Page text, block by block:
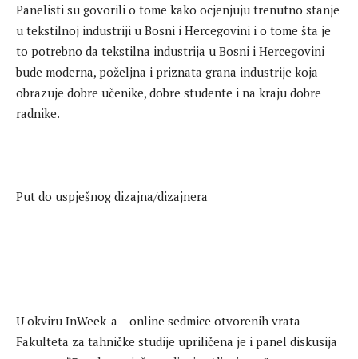
Panelisti su govorili o tome kako ocjenjuju trenutno stanje
u tekstilnoj industriji u Bosni i Hercegovini i o tome šta je
to potrebno da tekstilna industrija u Bosni i Hercegovini
bude moderna, poželjna i priznata grana industrije koja
obrazuje dobre učenike, dobre studente i na kraju dobre
radnike.
Put do uspješnog dizajna/dizajnera
U okviru InWeek-a – online sedmice otvorenih vrata
Fakulteta za tahničke studije upriličena je i panel diskusija